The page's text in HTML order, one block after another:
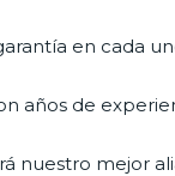
en cada
años de
nuestro mejor